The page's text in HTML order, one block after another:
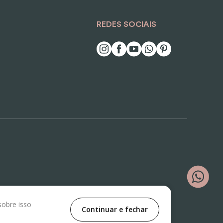
isso
Continuar e fechar
REDES SOCIAIS
Vila Jaguara, São Paulo/SP, CEP 05118-100